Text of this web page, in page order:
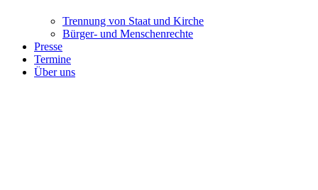
Trennung ​​​​​​​von Staat und Kirche
Bürger- und Menschenrechte
Presse
Termine
Über uns